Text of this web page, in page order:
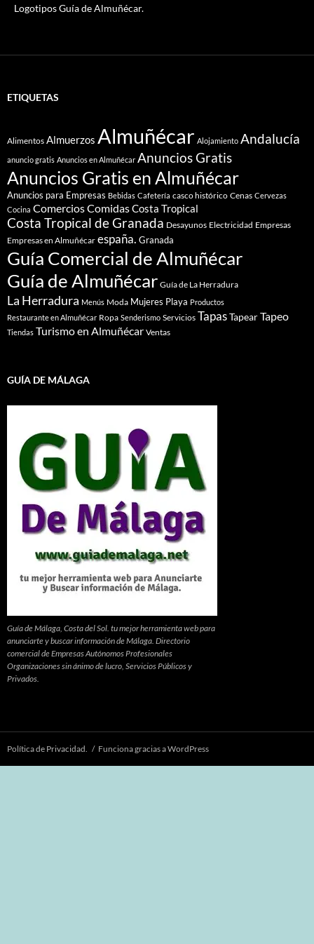
Logotipos Guía de Almuñécar.
ETIQUETAS
Alimentos Almuerzos Almuñécar Alojamiento Andalucía
anuncio gratis Anuncios en Almuñécar Anuncios Gratis
Anuncios Gratis en Almuñécar
Anuncios para Empresas Bebidas Cafetería casco histórico Cenas Cervezas
Cocina ComerciosComidasCosta Tropical
Costa Tropical de Granada Desayunos Electricidad Empresas
Empresas en Almuñécar españa. Granada
Guía Comercial de Almuñécar
Guía de Almuñécar Guía de La Herradura
La Herradura Menús Moda Mujeres Playa Productos
Restaurante en Almuñécar Ropa Senderismo Servicios TapasTapearTapeo
Tiendas Turismo en Almuñécar Ventas
GUÍA DE MÁLAGA
Guía de Málaga, Costa del Sol. tu mejor herramienta web para
anunciarte y buscar información de Málaga. Directorio
comercial de Empresas Autónomos Profesionales
Organizaciones sin ánimo de lucro, Servicios Públicos y
Privados.
Política de Privacidad. Funciona gracias a WordPress